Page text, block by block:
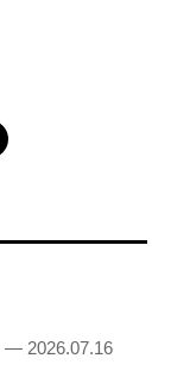
— 2026.07.16